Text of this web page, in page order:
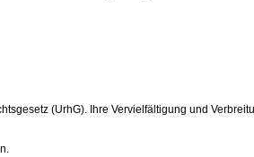
(UrhG). Ihre Vervielfältigung und